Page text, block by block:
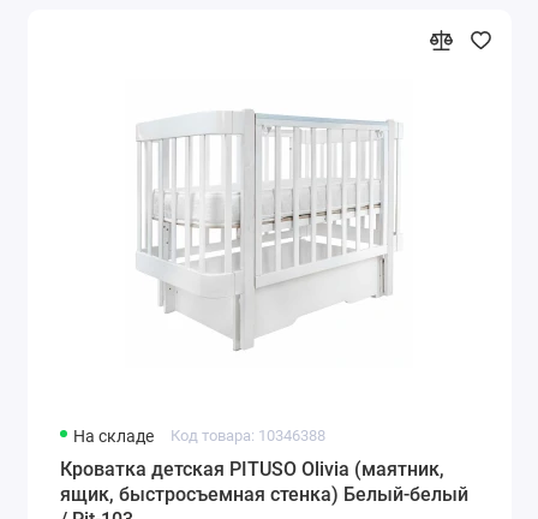
На складе Код товара: 10346388
Кроватка детская PITUSO Olivia (маятник,
ящик, быстросъемная стенка) Белый-белый